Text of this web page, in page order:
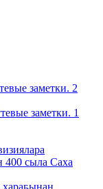
заметки. 2
заметки. 1
сыла Саха